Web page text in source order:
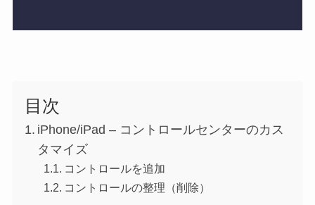
目次
iPhone/iPad – コントロールセンターのカス
タマイズ
コントロールを追加
コントロールの整理（削除）